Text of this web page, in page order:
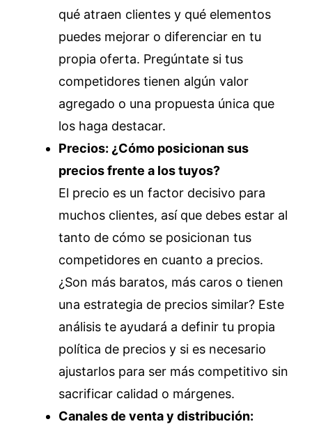
qué atraen clientes y qué elementos
puedes mejorar o diferenciar en tu
propia oferta. Pregúntate si tus
competidores tienen algún valor
agregado o una propuesta única que
los haga destacar.
Precios: ¿Cómo posicionan sus
precios frente a los tuyos?
El precio es un factor decisivo para
muchos clientes, así que debes estar al
tanto de cómo se posicionan tus
competidores en cuanto a precios.
¿Son más baratos, más caros o tienen
una estrategia de precios similar? Este
análisis te ayudará a definir tu propia
política de precios y si es necesario
ajustarlos para ser más competitivo sin
sacrificar calidad o márgenes.
Canales de venta y distribución: